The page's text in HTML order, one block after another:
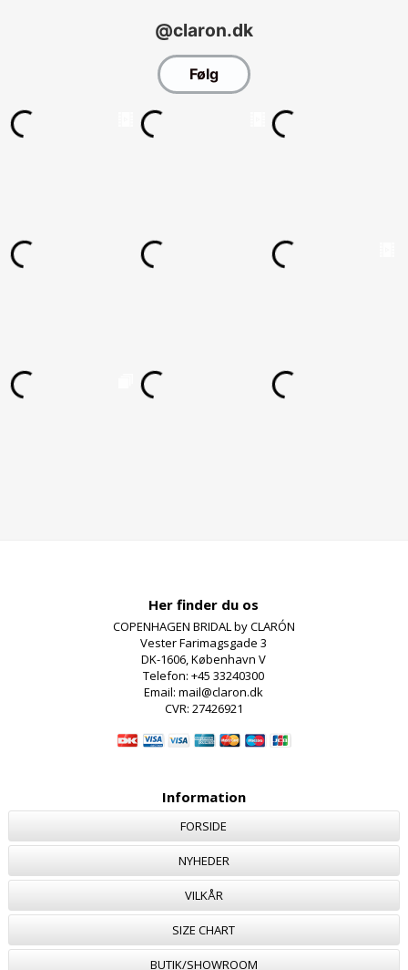
Her finder du os
COPENHAGEN BRIDAL by CLARÓN
Vester Farimagsgade 3
DK-1606, København V
Telefon: +45 33240300
Email: mail@claron.dk
CVR: 27426921
Information
FORSIDE
NYHEDER
VILKÅR
SIZE CHART
BUTIK/SHOWROOM